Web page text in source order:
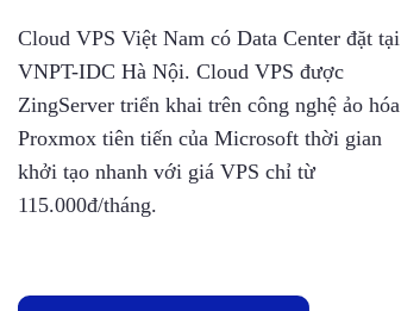
Cloud VPS Việt Nam có Data Center đặt tại
VNPT-IDC Hà Nội. Cloud VPS được
ZingServer triển khai trên công nghệ ảo hóa
Proxmox tiên tiến của Microsoft thời gian
khởi tạo nhanh với giá VPS chỉ từ
115.000đ/tháng.